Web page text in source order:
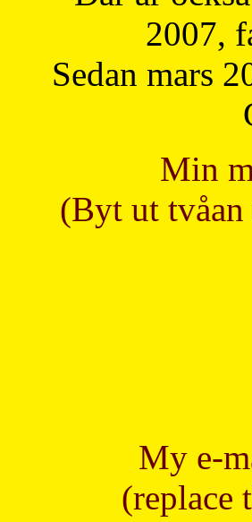
2007,
Sedan mars
Min
(Byt ut tvåan
My e-
(replace